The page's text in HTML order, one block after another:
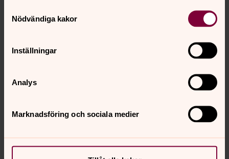
Nödvändiga kakor
Inställningar
Analys
Marknadsföring och sociala medier
Enåkers kyrka
Gudstjänst
Enåkers kyrka